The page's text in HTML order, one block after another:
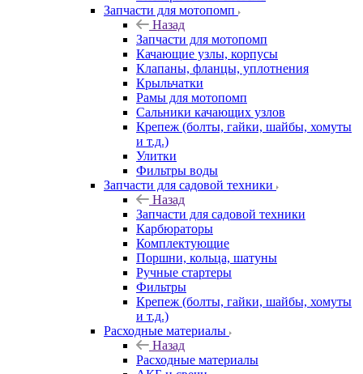
Запчасти для мотопомп
Назад
Запчасти для мотопомп
Качающие узлы, корпусы
Клапаны, фланцы, уплотнения
Крыльчатки
Рамы для мотопомп
Сальники качающих узлов
Крепеж (болты, гайки, шайбы, хомуты
и т.д.)
Улитки
Фильтры воды
Запчасти для садовой техники
Назад
Запчасти для садовой техники
Карбюраторы
Комплектующие
Поршни, кольца, шатуны
Ручные стартеры
Фильтры
Крепеж (болты, гайки, шайбы, хомуты
и т.д.)
Расходные материалы
Назад
Расходные материалы